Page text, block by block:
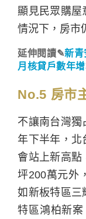
顯見民眾購屋
情況下，房市
延伸閱讀✎新
月核貸戶數年
No.5 房市
不讓南台灣獨
年下半年，北
會站上新高點
坪200萬元外
如新板特區三
特區鴻柏新